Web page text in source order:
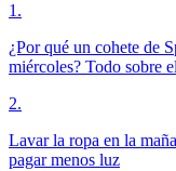
1 .
¿Por qué un cohete de
miércoles? Todo sobre
2.
Lavar la ropa en la
pagar menos luz